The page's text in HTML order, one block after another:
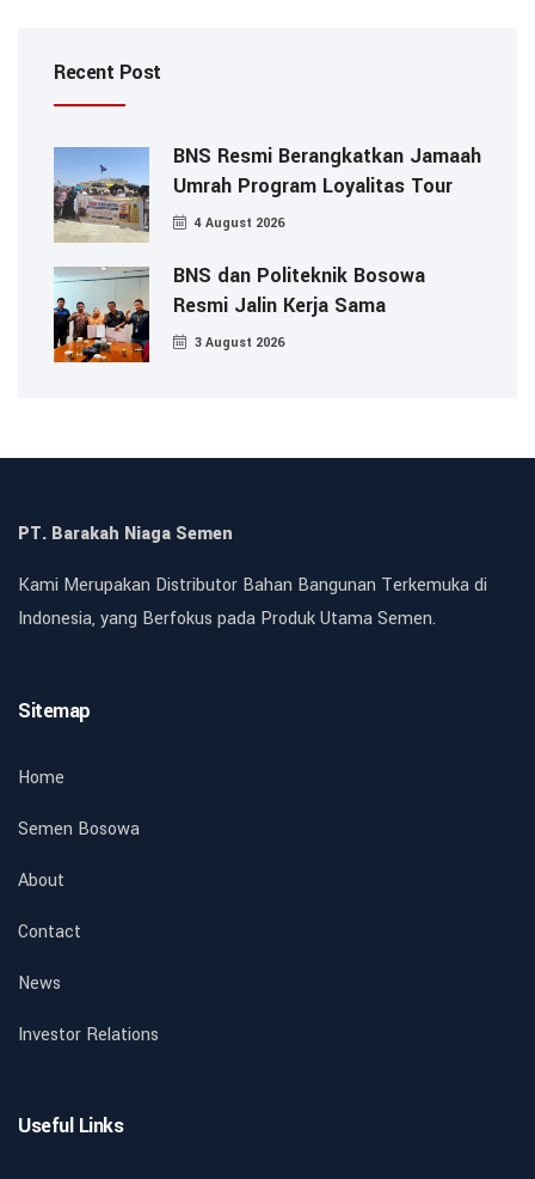
Recent Post
BNS Resmi Berangkatkan Jamaah
Umrah Program Loyalitas Tour
4 August 2026
BNS dan Politeknik Bosowa
Resmi Jalin Kerja Sama
3 August 2026
PT. Barakah Niaga Semen
Kami Merupakan Distributor Bahan Bangunan Terkemuka di
Indonesia, yang Berfokus pada Produk Utama Semen.
Sitemap
Home
Semen Bosowa
About
Contact
News
Investor Relations
Useful Links